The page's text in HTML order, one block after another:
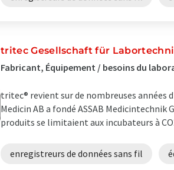
tritec Gesellschaft für
Fabricant, Équipement / besoins du
tritec® revient sur de nombreuses années
Medicin AB a fondé ASSAB
produits se limitaient aux incubateurs à
enregistreurs de données sans fil